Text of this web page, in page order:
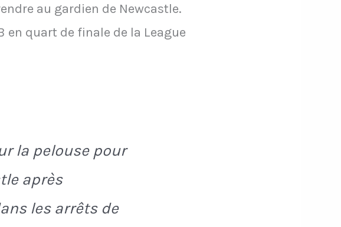
au gardien de Newcastle.
en quart de finale de la League
la pelouse pour
après
les arrêts de